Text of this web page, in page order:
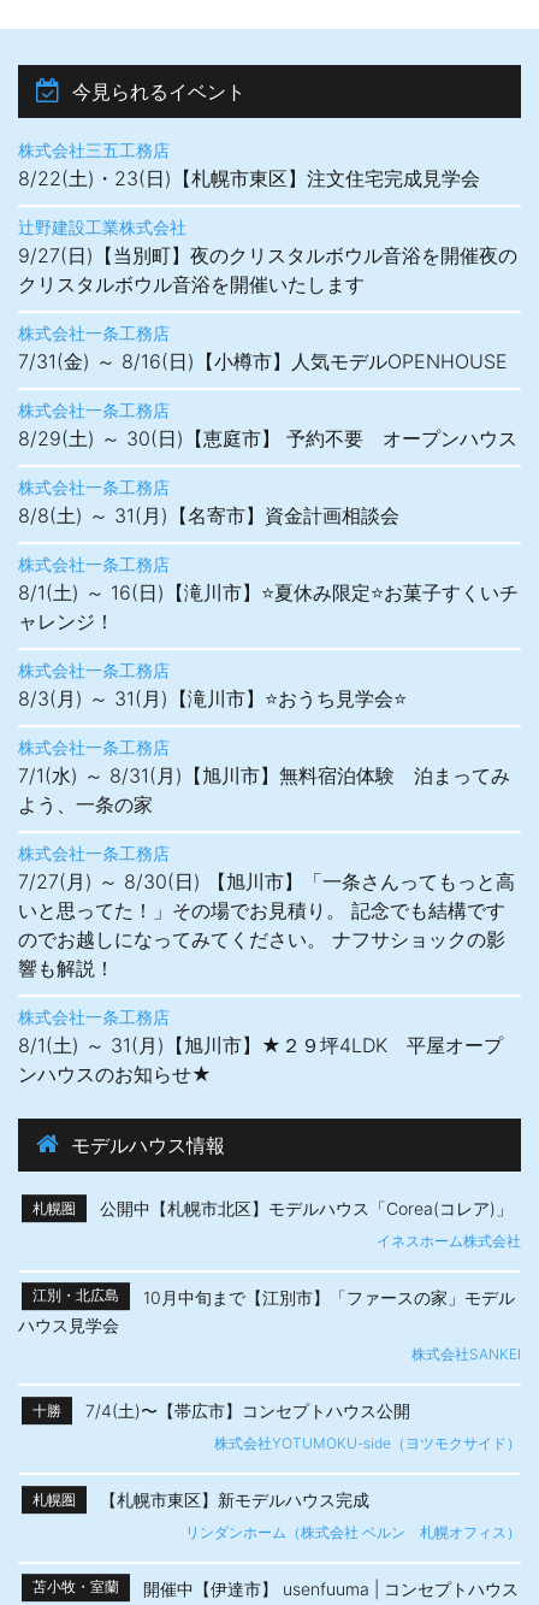
今見られるイベント
株式会社三五工務店
8/22(土)・23(日)【札幌市東区】注文住宅完成見学会
辻野建設工業株式会社
9/27(日)【当別町】夜のクリスタルボウル音浴を開催夜の
クリスタルボウル音浴を開催いたします
株式会社一条工務店
7/31(金) ～ 8/16(日)【小樽市】人気モデルOPENHOUSE
株式会社一条工務店
8/29(土) ～ 30(日)【恵庭市】 予約不要 オープンハウス
株式会社一条工務店
8/8(土) ～ 31(月)【名寄市】資金計画相談会
株式会社一条工務店
8/1(土) ～ 16(日)【滝川市】⭐夏休み限定⭐お菓子すくいチ
ャレンジ！
株式会社一条工務店
8/3(月) ～ 31(月)【滝川市】⭐おうち見学会⭐
株式会社一条工務店
7/1(水) ～ 8/31(月)【旭川市】無料宿泊体験 泊まってみ
よう、一条の家
株式会社一条工務店
7/27(月) ～ 8/30(日) 【旭川市】「一条さんってもっと高
いと思ってた！」その場でお見積り。 記念でも結構です
のでお越しになってみてください。 ナフサショックの影
響も解説！
株式会社一条工務店
8/1(土) ～ 31(月)【旭川市】★２９坪4LDK 平屋オープ
ンハウスのお知らせ★
モデルハウス情報
札幌圏 公開中【札幌市北区】モデルハウス「Corea(コレア)」
イネスホーム株式会社
江別・北広島
10月中旬まで【江別市】「ファースの家」モデル
ハウス見学会
株式会社SANKEI
十勝 7/4(土)〜【帯広市】​コンセプトハウス公開
株式会社YOTUMOKU-side（ヨツモクサイド）
札幌圏 【札幌市東区】新モデルハウス完成
リンダンホーム（株式会社 ベルン 札幌オフィス）
苫小牧・室蘭
開催中【伊達市】 usenfuuma | コンセプトハウス